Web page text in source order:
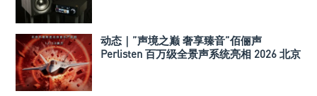
动态｜”声境之巅 奢享臻音”佰俪声
Perlisten 百万级全景声系统亮相 2026 北京